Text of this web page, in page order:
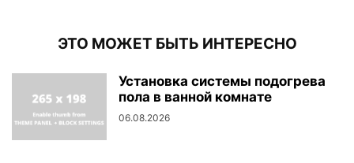
ЭТО МОЖЕТ БЫТЬ ИНТЕРЕСНО
Установка системы подогрева
пола в ванной комнате
06.08.2026